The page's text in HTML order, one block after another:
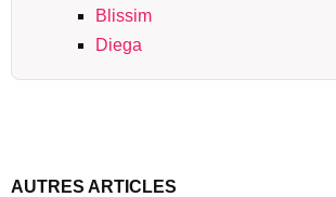
Blissim
Diega
AUTRES ARTICLES